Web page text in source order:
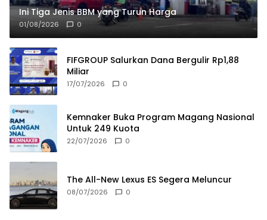
Ini Tiga Jenis BBM yang Turun Harga
01/08/2026 0
FIFGROUP Salurkan Dana Bergulir Rp1,88
Miliar
17/07/2026 0
Kemnaker Buka Program Magang Nasional
Untuk 249 Kuota
22/07/2026 0
The All-New Lexus ES Segera Meluncur
08/07/2026 0